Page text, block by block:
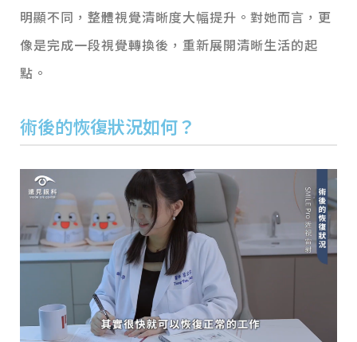
明顯不同，整體視覺清晰度大幅提升。對她而言，更
像是完成一段視覺轉換後，重新展開清晰生活的起
點。
術後的恢復狀況如何？